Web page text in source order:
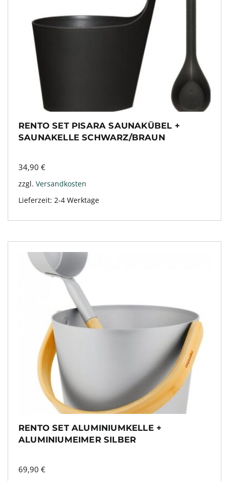
RENTO SET PISARA SAUNAKÜBEL +
SAUNAKELLE SCHWARZ/BRAUN
34,90 €
zzgl. Versandkosten
Lieferzeit: 2-4 Werktage
RENTO SET ALUMINIUMKELLE +
ALUMINIUMEIMER SILBER
69,90 €